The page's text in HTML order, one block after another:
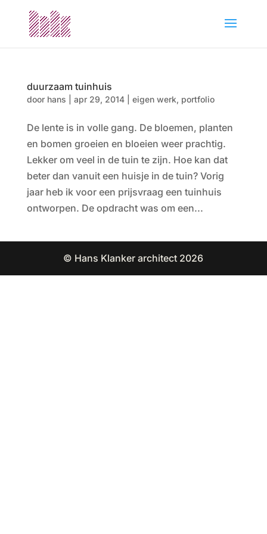
duurzaam tuinhuis
door hans apr 29, 2014| eigen werk, portfolio
De lente is in volle gang. De bloemen, planten
en bomen groeien en bloeien weer prachtig.
Lekker om veel in de tuin te zijn. Hoe kan dat
beter dan vanuit een huisje in de tuin? Vorig
jaar heb ik voor een prijsvraag een tuinhuis
ontworpen. De opdracht was om een...
© Hans Klanker architect 2026